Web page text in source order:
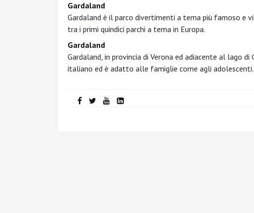
Gardaland
Gardaland è il parco divertimenti a tema più famoso
tra i primi quindici parchi a tema in Europa.
Gardaland
Gardaland, in provincia di Verona ed adiacente al lago
italiano ed è adatto alle famiglie come agli adolescenti.